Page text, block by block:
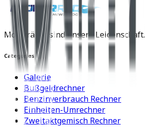
Motorräder sind unsere Leidenschaft.
Categories
Galerie
Bußgeldrechner
Benzinverbrauch Rechner
Einheiten-Umrechner
Zweitaktgemisch Rechner